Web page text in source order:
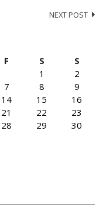
NEXT POST
F S
S
1
2
7 8
9
14 15
16
21 22
23
28 29
30